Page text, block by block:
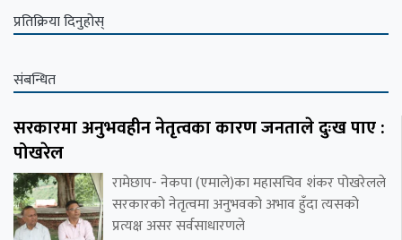
प्रतिक्रिया दिनुहोस्
संबन्धित
सरकारमा अनुभवहीन नेतृत्वका कारण जनताले दुःख पाए :
पोखरेल
रामेछाप- नेकपा (एमाले)का महासचिव शंकर पोखरेलले
सरकारको नेतृत्वमा अनुभवको अभाव हुँदा त्यसको
प्रत्यक्ष असर सर्वसाधारणले